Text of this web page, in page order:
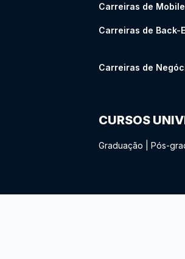
Carreiras de
Carreiras de Back-
Carreiras de
CURSOS
Graduação Pós-